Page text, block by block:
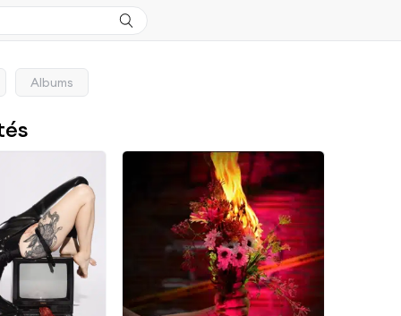
Albums